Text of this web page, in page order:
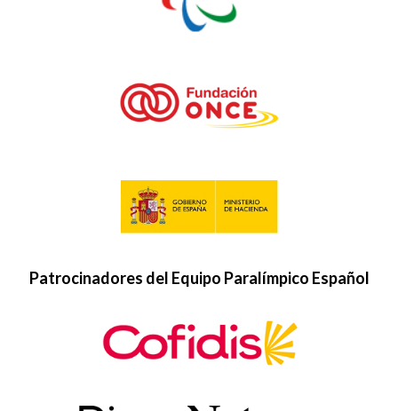
Patrocinadores del Equipo Paralímpico Español